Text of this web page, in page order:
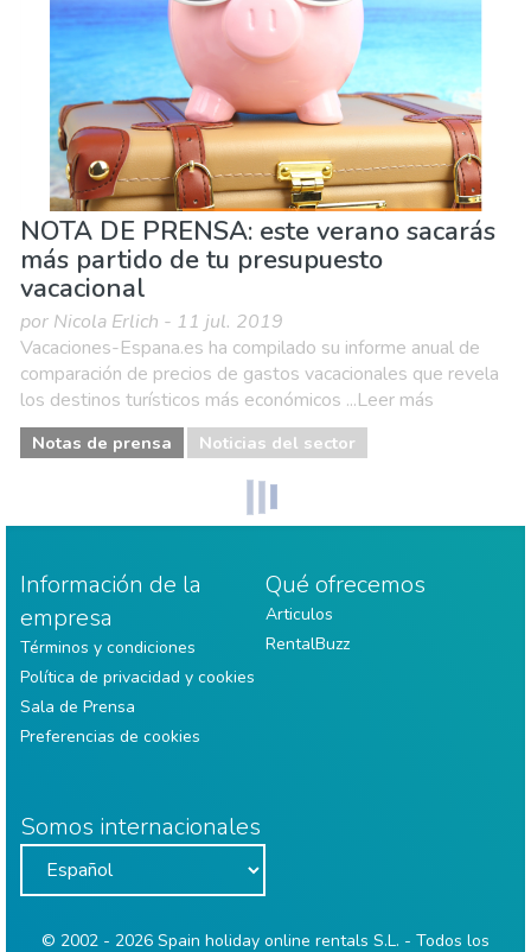
NOTA DE PRENSA: este verano sacarás
más partido de tu presupuesto
vacacional
por Nicola Erlich - 11 jul. 2019
Vacaciones-Espana.es ha compilado su informe anual de
comparación de precios de gastos vacacionales que revela
los destinos turísticos más económicos ...Leer más
Notas de prensa Noticias del sector
Información de la
empresa
Términos y condiciones
Política de privacidad y cookies
Sala de Prensa
Preferencias de cookies
Qué ofrecemos
Articulos
RentalBuzz
Somos internacionales
© 2002 - 2026 Spain holiday online rentals S.L. - Todos los